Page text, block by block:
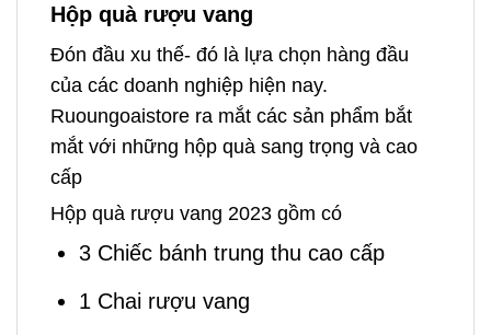
Hộp quà rượu vang
Đón đầu xu thế- đó là lựa chọn hàng đầu
của các doanh nghiệp hiện nay.
Ruoungoaistore ra mắt các sản phẩm bắt
mắt với những hộp quà sang trọng và cao
cấp
Hộp quà rượu vang 2023 gồm có
3 Chiếc bánh trung thu cao cấp
1 Chai rượu vang